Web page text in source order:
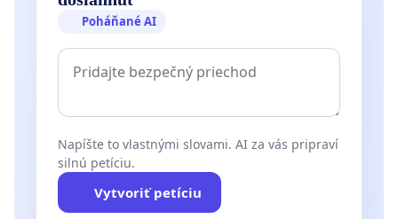
Poháňané AI
Napíšte to vlastnými slovami. AI za vás pripraví
silnú petíciu.
Vytvoriť petíciu